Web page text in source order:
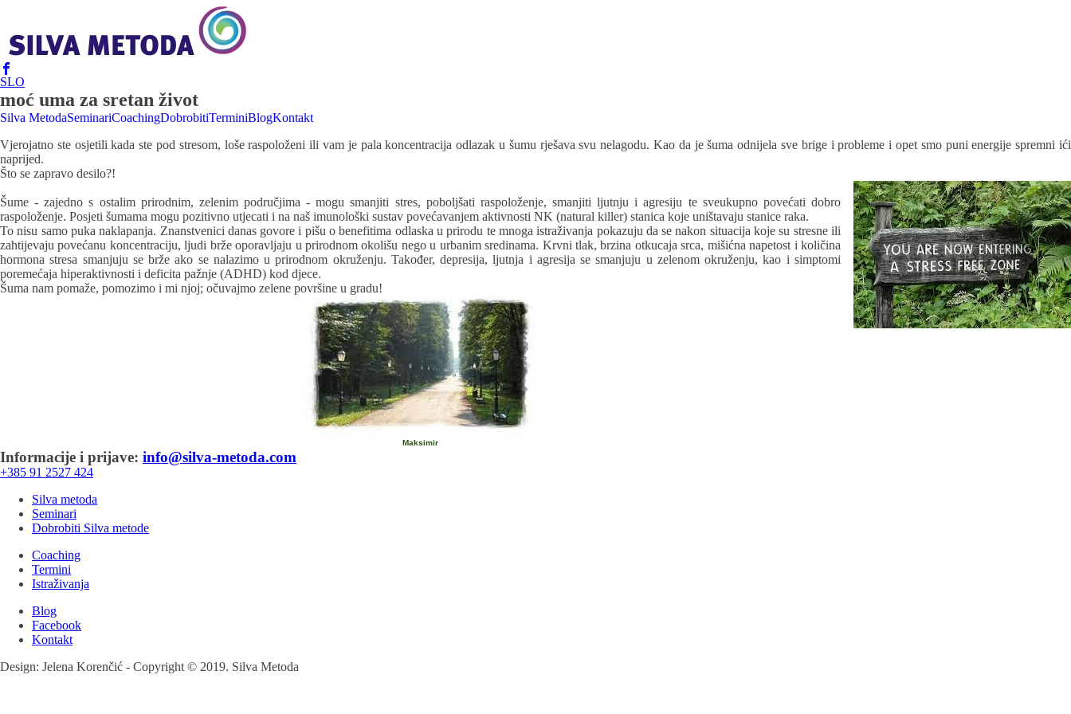
SLO
moć uma za sretan život
Silva MetodaSeminariCoachingDobrobitiTerminiBlogKontakt
Vjerojatno ste osjetili kada ste pod stresom, loše raspoloženi ili vam je pala koncentracija odlazak u šumu rješava svu nelagodu. Kao da je šuma odnijela sve brige i probleme i opet smo puni energije spremni ići
naprijed.
Što se zapravo desilo?!
Šume - zajedno s ostalim prirodnim, zelenim područjima - mogu smanjiti stres, poboljšati raspoloženje, smanjiti ljutnju i agresiju te sveukupno povećati dobro
raspoloženje. Posjeti šumama mogu pozitivno utjecati i na naš imunološki sustav povećavanjem aktivnosti NK (natural killer) stanica koje uništavaju stanice raka.
To nisu samo puka naklapanja. Znanstvenici danas govore i pišu o benefitima odlaska u prirodu te mnoga istraživanja pokazuju da se nakon situacija koje su stresne ili
zahtijevaju povećanu koncentraciju, ljudi brže oporavljaju u prirodnom okolišu nego u urbanim sredinama. Krvni tlak, brzina otkucaja srca, mišićna napetost i količina
hormona stresa smanjuju se brže ako se nalazimo u prirodnom okruženju. Također, depresija, ljutnja i agresija se smanjuju u zelenom okruženju, kao i simptomi
poremećaja hiperaktivnosti i deficita pažnje (ADHD) kod djece.
Šuma nam pomaže, pomozimo i mi njoj; očuvajmo zelene površine u gradu!
Maksimir
Informacije i prijave: info@silva-metoda.com
+385 91 2527 424
Silva metoda
Seminari
Dobrobiti Silva metode
Coaching
Termini
Istraživanja
Blog
Facebook
Kontakt
Design: Jelena Korenčić - Copyright © 2019. Silva Metoda